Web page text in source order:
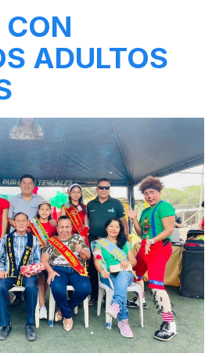
ADULTOS